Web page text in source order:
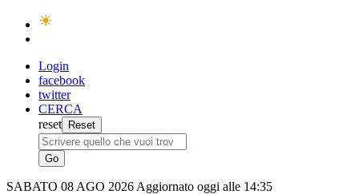
Login
facebook
twitter
CERCA
reset
SABATO 08 AGO 2026 Aggiornato oggi alle 14:35